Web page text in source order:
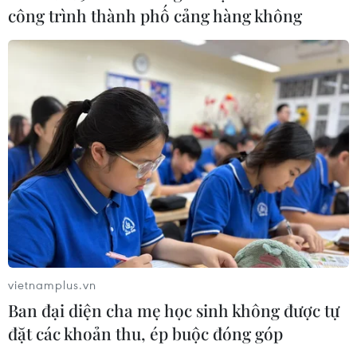
nhiều tuyến giao thông trước mùa
mưa bão
06/08/2026 04:34
Đồng Nai cảnh báo người dân không
ném vật thể vào phương tiện trên cao
tốc
06/08/2026 04:24
Tăng tốc giải phóng mặt bằng mở
rộng cao tốc Cam Lộ-La Sơn qua
thành phố Huế
06/08/2026 03:01
Xem thêm
công trình thành phố cảng hàng không
vietnamplus.vn
Ban đại diện cha mẹ học sinh không được tự
đặt các khoản thu, ép buộc đóng góp